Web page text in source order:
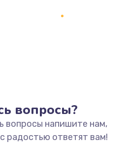
вопросы?
вопросы напишите нам,
радостью ответят вам!